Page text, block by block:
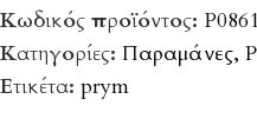
Κωδικός προϊόντος:
Κατηγορίες: Παραμάνες,
Ετικέτα: prym